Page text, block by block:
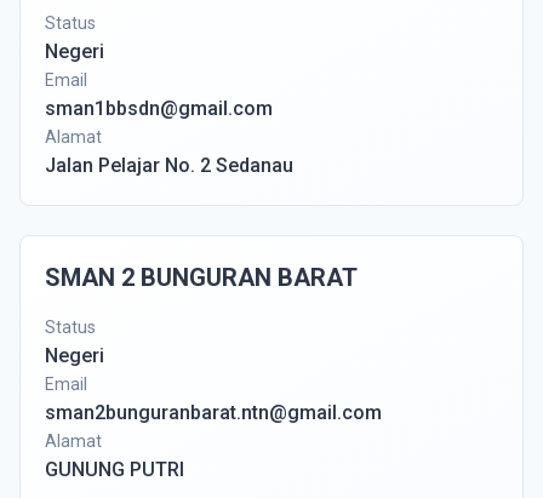
Status
Negeri
Email
sman1bbsdn@gmail.com
Alamat
Jalan Pelajar No. 2 Sedanau
SMAN 2 BUNGURAN BARAT
Status
Negeri
Email
sman2bunguranbarat.ntn@gmail.com
Alamat
GUNUNG PUTRI